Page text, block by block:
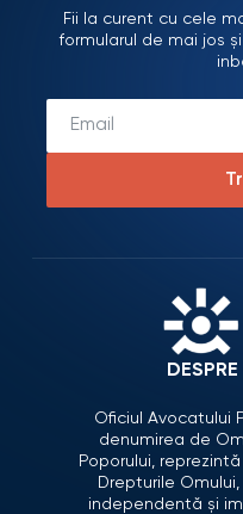
Fii la curent cu cele
formularul de mai jos
Oficiul Avocatului
denumirea de
Poporului,
Drepturile
independentă și